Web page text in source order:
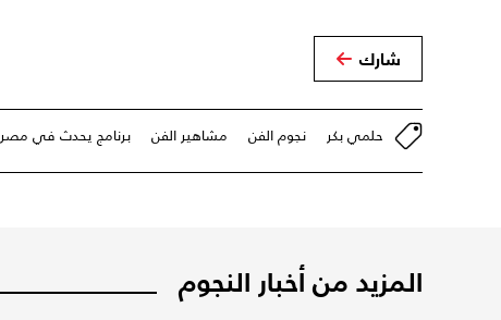
شارك
حلمي بكر نجوم الفن مشاهير الفن برنامج يحدث في مصر
المزيد من أخبار النجوم